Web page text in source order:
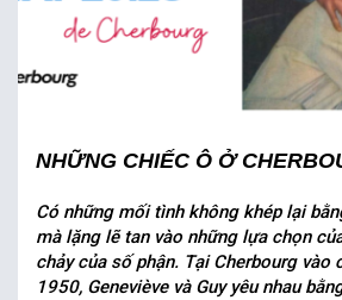
NHỮNG CHIẾC Ô Ở
Có những mối tình không khép lại
mà lặng lẽ tan vào những lựa chọn
chảy của số phận. Tại Cherbourg vào
1950, Geneviève và Guy yêu nhau